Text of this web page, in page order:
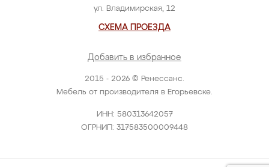
2015 - 2026 © Ренессанс.
Мебель от производителя в Егорьевске.
ИНН: 580313642057
ОГРНИП: 317583500009448
ул. Владимирская, 12
СХЕМА ПРОЕЗДА
Добавить в избранное